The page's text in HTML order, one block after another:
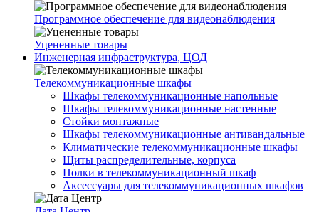
Программное обеспечение для видеонаблюдения
Уцененные товары
Инженерная инфраструктура, ЦОД
Телекоммуникационные шкафы
Шкафы телекоммуникационные напольные
Шкафы телекоммуникационные настенные
Стойки монтажные
Шкафы телекоммуникационные антивандальные
Климатические телекоммуникационные шкафы
Щиты распределительные, корпуса
Полки в телекоммуникационный шкаф
Аксессуары для телекоммуникационных шкафов